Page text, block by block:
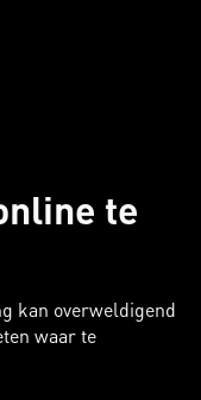
te
kan overweldigend
waar te